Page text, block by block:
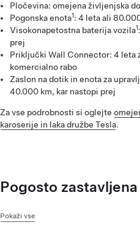
Pločevina: omejena življenjska
Pogonska enota1: 4 leta ali
Visokonapetostna baterija vozila1
prej
Priključki Wall Connector: 4 leta
komercialno rabo
Zaslon na dotik in enota za
40.000 km, kar nastopi prej
Za vse podrobnosti si oglejte
karoserije in laka družbe Tesla.
Pogosto
Pokaži vse